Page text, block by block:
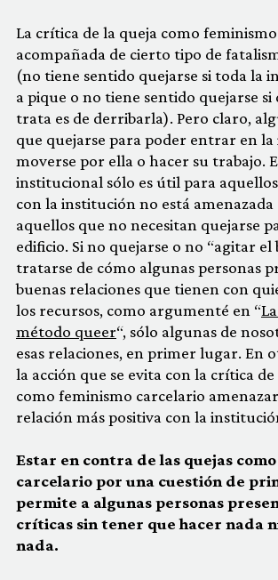
La crítica de la queja como
acompañada de cierto tipo de
(no tiene sentido quejarse si toda la
a pique o no tiene sentido quejarse si
trata es de derribarla). Pero claro,
que quejarse para poder entrar en
moverse por ella o hacer su trabajo.
institucional sólo es útil para
con la institución no está amenazada
aquellos que no necesitan quejarse
edificio. Si no quejarse o no “agitar el
tratarse de cómo algunas personas
buenas relaciones que tienen con
los recursos, como argumenté en “
método queer“, sólo algunas de
esas relaciones, en primer lugar. En
la acción que se evita con la crítica de
como feminismo carcelario
relación más positiva con la
Estar en contra de las quejas
carcelario por una cuestión de
permite a algunas personas
críticas sin tener que hacer nada
nada.